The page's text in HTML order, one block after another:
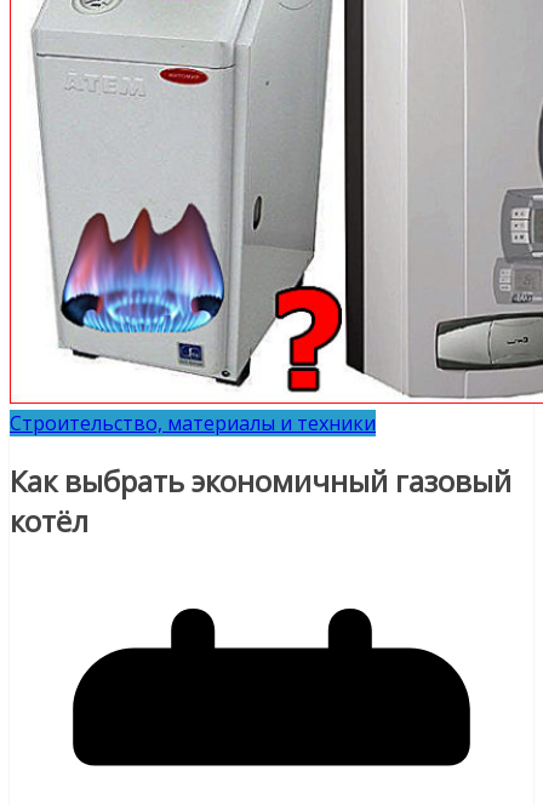
Строительство, материалы и техники
Как выбрать экономичный газовый
котёл